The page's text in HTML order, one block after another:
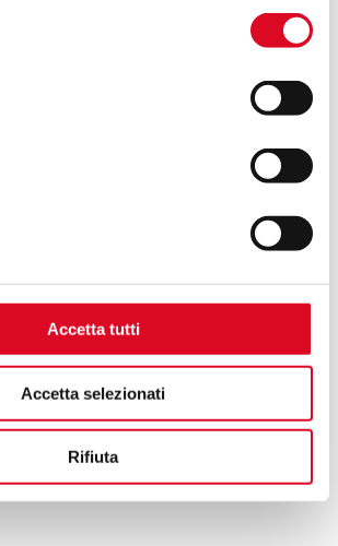
le tue scelte sui cookie” presente
Accetta tutti
Accetta selezionati
Rifiuta